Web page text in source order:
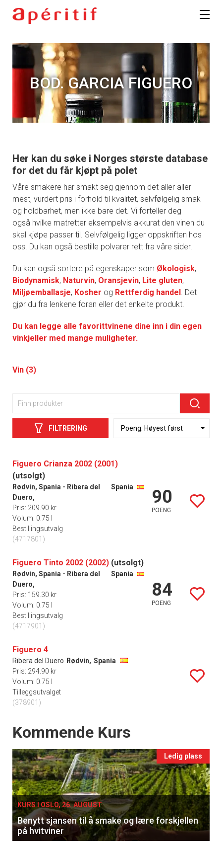
BOD. GARCIA FIGUERO
Her kan du søke i Norges største database
for det du får kjøpt på polet
Våre smakere har smakt seg gjennom det aller aller
mest, vurdert pris i forhold til kvalitet, selvfølgelig smak
og holdbarhet, men ikke bare det. Vi forteller deg
også hvilke matretter eksempelvis akkurat den vinen du
skal kjøpe passer til. Selvfølgelig ligger oppskriften hos
oss. Du kan også bestille polvarer rett fra våre sider.
Du kan også sortere på egenskaper som Økologisk,
Biodynamisk, Naturvin, Oransjevin, Lite gluten,
Miljøemballasje, Kosher og Rettferdig handel. Det
gjør du fra lenkene foran eller det enkelte produkt.
Du kan legge alle favorittvinene dine inn i din egen
vinkjeller med mange muligheter.
Vin (3)
FILTRERING
Figuero Crianza 2002 (2001)
(utsolgt)
Rødvin, Spania - Ribera del
Duero,
Spania
Pris: 209.90 kr
Volum: 0.75 l
Bestillingsutvalg
(4717801)
90
POENG
Figuero Tinto 2002 (2002) (utsolgt)
Rødvin, Spania - Ribera del
Duero,
Spania
Pris: 159.30 kr
Volum: 0.75 l
Bestillingsutvalg
(4717901)
84
POENG
Figuero 4
Ribera del Duero Rødvin, Spania
Pris: 294.90 kr
Volum: 0.75 l
Tilleggsutvalget
(378901)
Events
Kommende Kurs
Ledig plass
KURS I OSLO, 26. AUGUST
Benytt sjansen til å smake og lære forskjellen
på hvitviner